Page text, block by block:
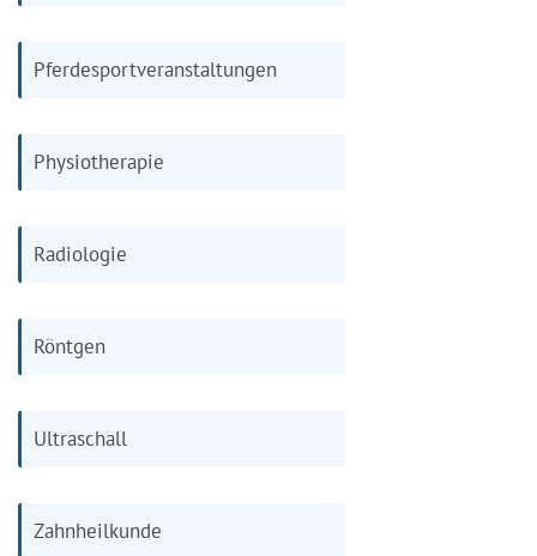
Pferdesportveranstaltungen
Physiotherapie
Radiologie
Röntgen
Ultraschall
Zahnheilkunde